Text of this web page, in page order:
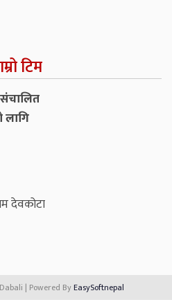
टिम
संचालित
देवकोटा
| Powered ByEasySoftnepal